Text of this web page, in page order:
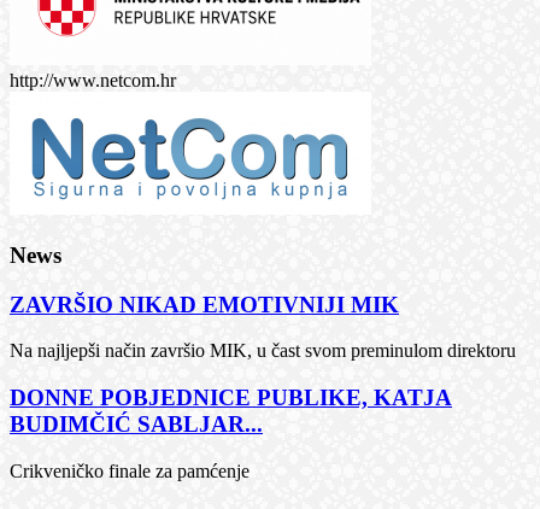
http://www.netcom.hr
News
ZAVRŠIO NIKAD EMOTIVNIJI MIK
Na najljepši način završio MIK, u čast svom preminulom direktoru
DONNE POBJEDNICE PUBLIKE, KATJA
BUDIMČIĆ SABLJAR...
Crikveničko finale za pamćenje